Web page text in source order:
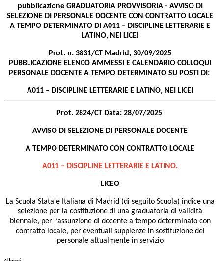
pubblicazione GRADUATORIA PROVVISORIA - AVVISO DI
SELEZIONE DI PERSONALE DOCENTE CON CONTRATTO LOCALE
A TEMPO DETERMINATO DI A011 – DISCIPLINE LETTERARIE E
LATINO, NEI LICEI
Prot. n. 3831/CT Madrid, 30/09/2025
PUBBLICAZIONE ELENCO AMMESSI E CALENDARIO COLLOQUI
PERSONALE DOCENTE A TEMPO DETERMINATO SU POSTI DI:
A011 – DISCIPLINE LETTERARIE E LATINO, NEI LICEI
Prot. 2824/CT Data: 28/07/2025
AVVISO DI SELEZIONE DI PERSONALE DOCENTE
A TEMPO DETERMINATO CON CONTRATTO LOCALE
A011 – DISCIPLINE LETTERARIE E LATINO.
LICEO
La Scuola Statale Italiana di Madrid (di seguito Scuola) indice una
selezione per la costituzione di una graduatoria di validità
biennale, per l’assunzione di docente a tempo determinato con
contratto locale, per eventuali supplenze in sostituzione del
personale attualmente in servizio